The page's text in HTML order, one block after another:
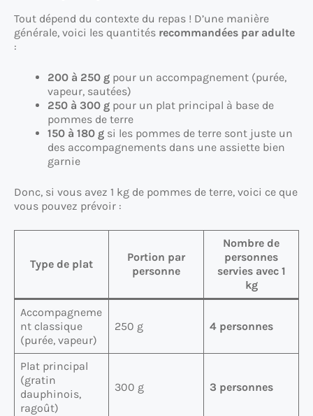
Tout dépend du contexte du repas ! D’une manière
générale, voici les quantités recommandées par adulte
:
200 à 250 g pour un accompagnement (purée,
vapeur, sautées)
250 à 300 g pour un plat principal à base de
pommes de terre
150 à 180 g si les pommes de terre sont juste un
des accompagnements dans une assiette bien
garnie
Donc, si vous avez 1 kg de pommes de terre, voici ce que
vous pouvez prévoir :
Type de plat
Portion par
personne
Nombre de
personnes
servies avec 1
kg
Accompagneme
nt classique
(purée, vapeur)
250 g 4 personnes
Plat principal
(gratin
dauphinois,
ragoût)
300 g 3 personnes